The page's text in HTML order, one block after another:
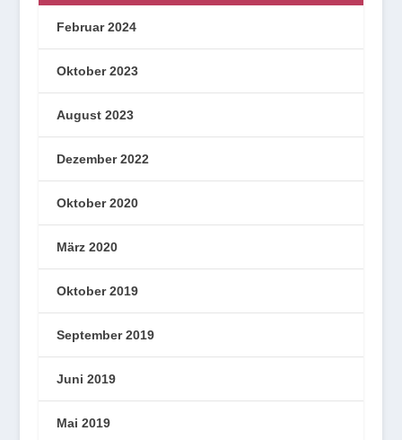
Februar 2024
Oktober 2023
August 2023
Dezember 2022
Oktober 2020
März 2020
Oktober 2019
September 2019
Juni 2019
Mai 2019